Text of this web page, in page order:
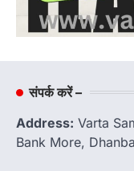
संपर्क करें –
Address: Varta
Bank More,